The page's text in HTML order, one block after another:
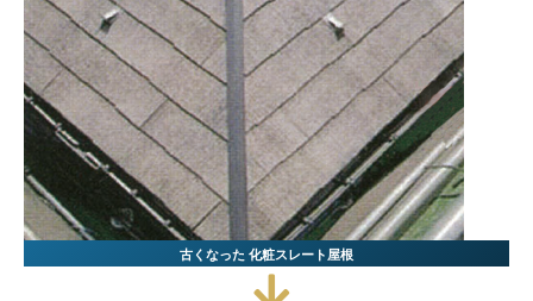
古くなった 化粧スレート屋根